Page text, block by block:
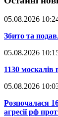
05.08.2026
​Збито та
05.08.2026
​1130 москалів
05.08.2026
​Розпочалася
агресії рф